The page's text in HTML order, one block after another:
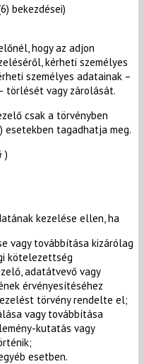
bekezdései)
hogy az adjon
kérheti személyes
személyes adatainak –
törlését vagy zárolását.
csak a törvényben
esetekben tagadhatja meg.
)
kezelése ellen, ha
vagy továbbítása kizárólag
kötelezettség
adatátvevő vagy
érvényesítéséhez
törvény rendelte el;
vagy továbbítása
kutatás vagy
esetben.